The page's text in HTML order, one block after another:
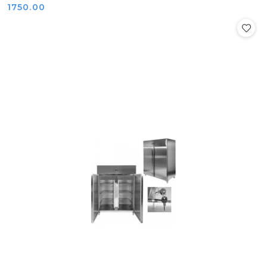
Cena:
1750.00